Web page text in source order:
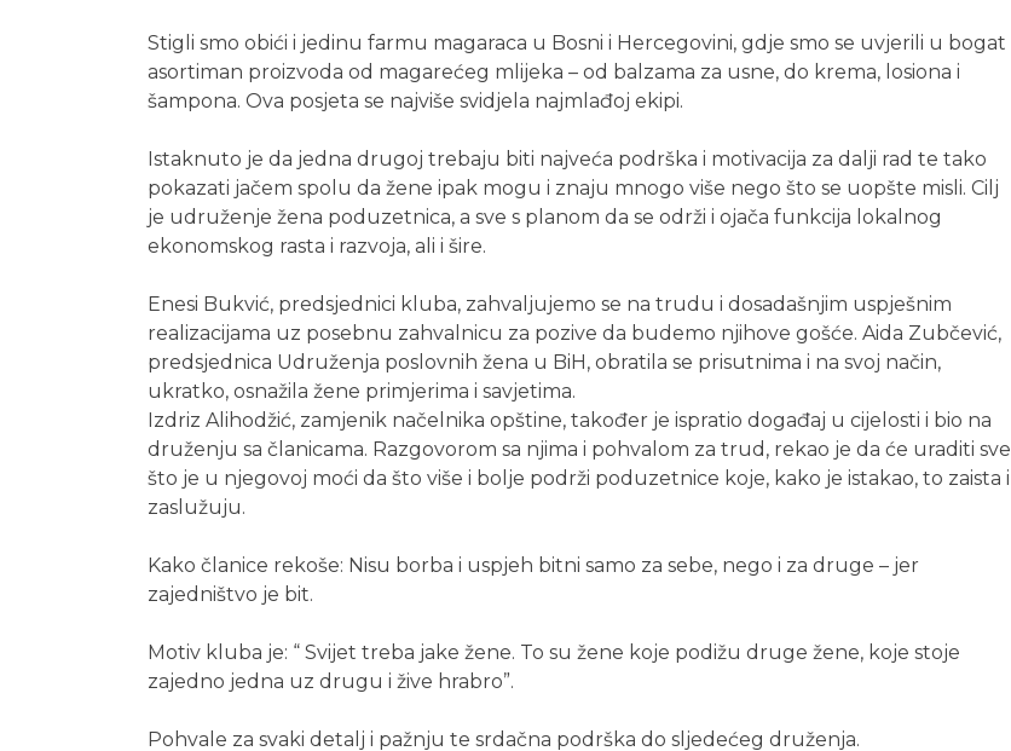
Stigli smo obići i jedinu farmu magaraca u Bosni i Hercegovini, gdje smo se uvjerili u bogat
asortiman proizvoda od magarećeg mlijeka – od balzama za usne, do krema, losiona i
šampona. Ova posjeta se najviše svidjela najmlađoj ekipi.
Istaknuto je da jedna drugoj trebaju biti najveća podrška i motivacija za dalji rad te tako
pokazati jačem spolu da žene ipak mogu i znaju mnogo više nego što se uopšte misli. Cilj
je udruženje žena poduzetnica, a sve s planom da se održi i ojača funkcija lokalnog
ekonomskog rasta i razvoja, ali i šire.
Enesi Bukvić, predsjednici kluba, zahvaljujemo se na trudu i dosadašnjim uspješnim
realizacijama uz posebnu zahvalnicu za pozive da budemo njihove gošće. Aida Zubčević,
predsjednica Udruženja poslovnih žena u BiH, obratila se prisutnima i na svoj način,
ukratko, osnažila žene primjerima i savjetima.
Izdriz Alihodžić, zamjenik načelnika opštine, također je ispratio događaj u cijelosti i bio na
druženju sa članicama. Razgovorom sa njima i pohvalom za trud, rekao je da će uraditi sve
što je u njegovoj moći da što više i bolje podrži poduzetnice koje, kako je istakao, to zaista i
zaslužuju.
Kako članice rekoše: Nisu borba i uspjeh bitni samo za sebe, nego i za druge – jer
zajedništvo je bit.
Motiv kluba je: “ Svijet treba jake žene. To su žene koje podižu druge žene, koje stoje
zajedno jedna uz drugu i žive hrabro”.
Pohvale za svaki detalj i pažnju te srdačna podrška do sljedećeg druženja.